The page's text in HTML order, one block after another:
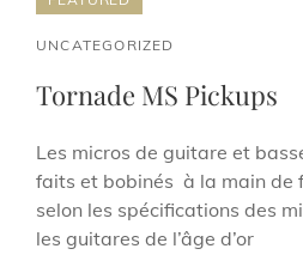
CAT
UNCATEGORIZED
Tornade MS Pickups
Les micros de guitare et
faits et bobinés à la main de
selon les spécifications des
les guitares de l’âge d’or